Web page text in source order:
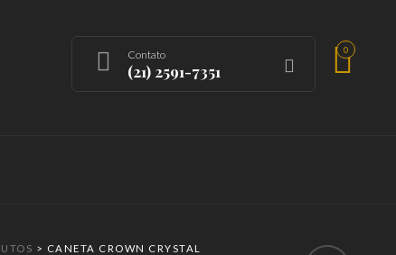
Contato
(21) 2591-7351
0
> CANETA CROWN CRYSTAL